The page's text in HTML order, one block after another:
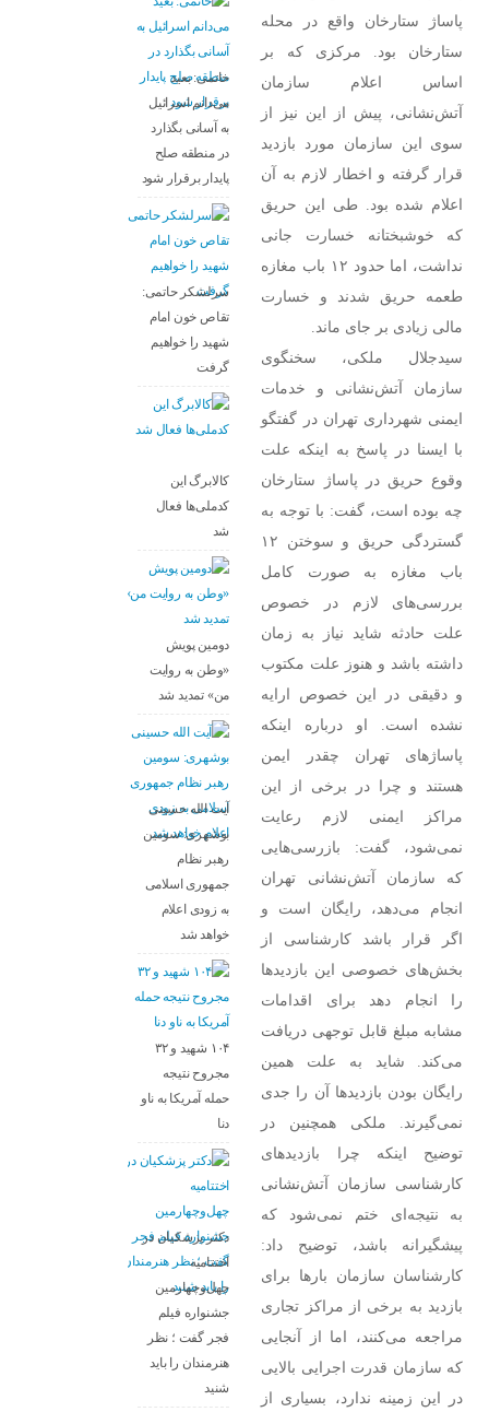
پاساژ ستارخان واقع در محله
ستارخان بود. مرکزی که بر
اساس اعلام سازمان
آتش‌نشانی، پیش از این نیز از
سوی این سازمان مورد بازدید
قرار گرفته و اخطار لازم به آن
اعلام شده بود. طی این حریق
که خوشبختانه خسارت جانی
نداشت، اما حدود ۱۲ باب مغازه
طعمه حریق شدند و خسارت
مالی زیادی بر جای ماند.
سیدجلال ملکی، سخنگوی
سازمان آتش‌نشانی و خدمات
ایمنی شهرداری تهران در گفتگو
با ایسنا در پاسخ به اینکه علت
وقوع حریق در پاساژ ستارخان
چه بوده است، گفت: با توجه به
گستردگی حریق و سوختن ۱۲
باب مغازه به صورت کامل
بررسی‌های لازم در خصوص
علت حادثه شاید نیاز به زمان
داشته باشد و هنوز علت مکتوب
و دقیقی در این خصوص ارایه
نشده است. او درباره اینکه
پاساژ‌های تهران چقدر ایمن
هستند و چرا در برخی از این
مراکز ایمنی لازم رعایت
نمی‌شود، گفت: بازرسی‌هایی
که سازمان آتش‌نشانی تهران
انجام می‌دهد، رایگان است و
اگر قرار باشد کارشناسی از
بخش‌های خصوصی این بازدید‌ها
را انجام دهد برای اقدامات
مشابه مبلغ قابل توجهی دریافت
می‌کند. شاید به علت همین
رایگان بودن بازدید‌ها آن را جدی
نمی‌گیرند. ملکی همچنین در
توضیح اینکه چرا بازدید‌های
کارشناسی سازمان آتش‌نشانی
به نتیجه‌ای ختم نمی‌شود که
پیشگیرانه باشد، توضیح داد:
کارشناسان سازمان بار‌ها برای
بازدید به برخی از مراکز تجاری
مراجعه می‌کنند، اما از آنجایی
که سازمان قدرت اجرایی بالایی
در این زمینه ندارد، بسیاری از
خاتمی: بعید
می‌دانم اسرائیل
به آسانی بگذارد
در منطقه صلح
پایدار برقرار شود
سرلشکر حاتمی:
تقاص خون امام
شهید را خواهیم
گرفت
کالابرگ این
کدملی‌ها فعال
شد
دومین پویش
«وطن به روایت
من» تمدید شد
آیت الله حسینی
بوشهری: سومین
رهبر نظام
جمهوری اسلامی
به زودی اعلام
خواهد شد
۱۰۴ شهید و ۳۲
مجروح نتیجه
حمله آمریکا به ناو
دنا
دکتر پزشکیان در
اختتامیه
چهل‌وچهارمین
جشنواره فیلم
فجر گفت ؛ نظر
هنرمندان را باید
شنید